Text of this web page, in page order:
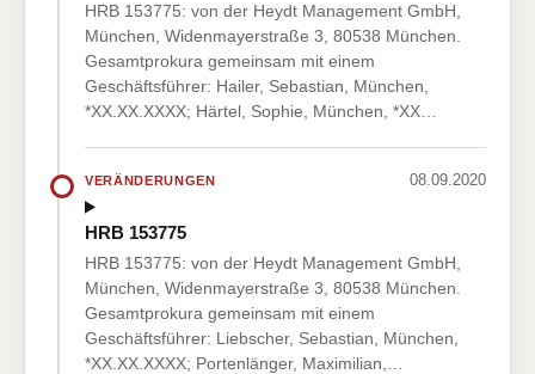
HRB 153775: von der Heydt Management GmbH,
München, Widenmayerstraße 3, 80538 München.
Gesamtprokura gemeinsam mit einem
Geschäftsführer: Hailer, Sebastian, München,
*XX.XX.XXXX; Härtel, Sophie, München, *XX…
VERÄNDERUNGEN 08.09.2020
HRB 153775
HRB 153775: von der Heydt Management GmbH,
München, Widenmayerstraße 3, 80538 München.
Gesamtprokura gemeinsam mit einem
Geschäftsführer: Liebscher, Sebastian, München,
*XX.XX.XXXX; Portenlänger, Maximilian,…